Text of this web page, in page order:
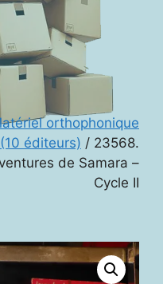
orthophonique
éditeurs) / 23568.
de Samara –
Cycle II